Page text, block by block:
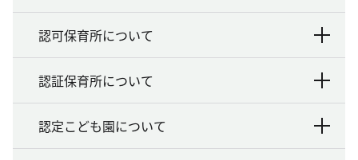
認可保育所について
認証保育所について
認定こども園について